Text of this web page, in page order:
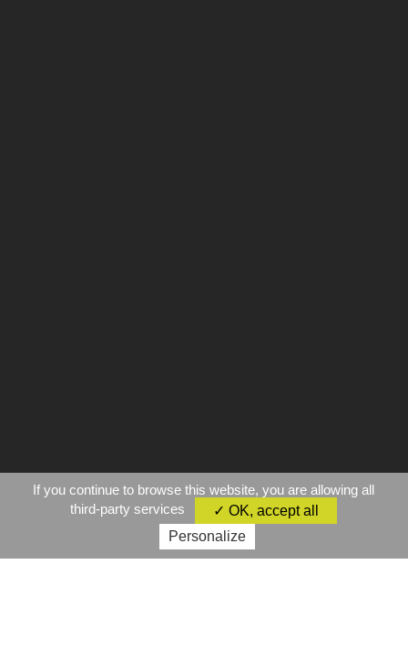
If you continue to browse this website, you are allowing all
third-party services
✓ OK, accept all
Personalize